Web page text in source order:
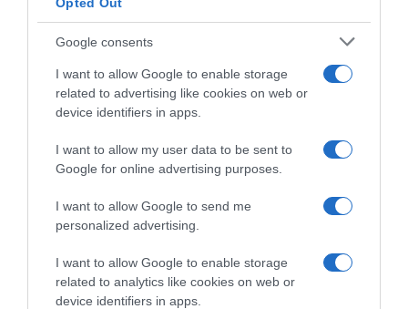
Google consents
I want to allow Google to enable storage
related to advertising like cookies on web or
device identifiers in apps.
I want to allow my user data to be sent to
Google for online advertising purposes.
I want to allow Google to send me
personalized advertising.
I want to allow Google to enable storage
related to analytics like cookies on web or
device identifiers in apps.
πηγή στην Google
Ακολούθησε το debater.gr στο Google News
και μάθετε πρώτοι όλες τις ειδήσεις
Share Tweet
LOCKDOWN ΔΗΜΟΣΙΟΓΡΑΦΟΣ
ΔΙΑΦΗΜΙΣΗ